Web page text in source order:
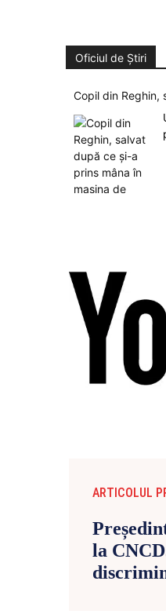
Oficiul de Știri
Copil din Reghin,
ARTICOLUL
la